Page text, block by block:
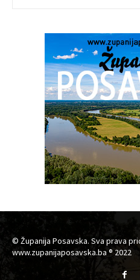
© Županija Posavska. Sva prava
www.zupanijaposavska.ba ® 2022